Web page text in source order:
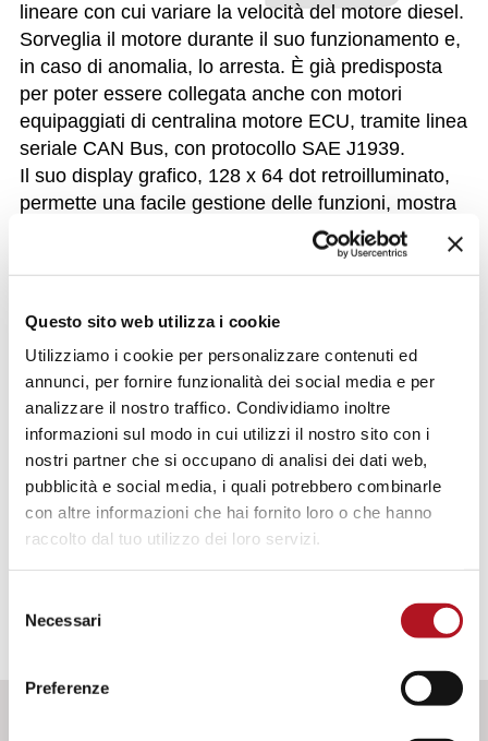
Questo sito web utilizza i cookie
Utilizziamo i cookie per personalizzare contenuti ed
annunci, per fornire funzionalità dei social media e per
analizzare il nostro traffico. Condividiamo inoltre
informazioni sul modo in cui utilizzi il nostro sito con i
nostri partner che si occupano di analisi dei dati web,
pubblicità e social media, i quali potrebbero combinarle
con altre informazioni che hai fornito loro o che hanno
raccolto dal tuo utilizzo dei loro servizi.
delNecessari
Preferenze
lineare con cui variare la velocità del motore diesel.
Sorveglia il motore durante il suo funzionamento e,
in caso di anomalia, lo arresta. È già predisposta
per poter essere collegata anche con motori
equipaggiati di centralina motore ECU, tramite linea
seriale CAN Bus, con protocollo SAE J1939.
Il suo display grafico, 128 x 64 dot retroilluminato,
permette una facile gestione delle funzioni, mostra
pop-up che indicano in modo chiaro lo stato del
diesel e visualizzando testi ed icone indica
motore. La centralina è dotata di porte seriali e
controllo remoto.
FUNZIONI DISTINTIVE
DATI IDENTIFICATIVI